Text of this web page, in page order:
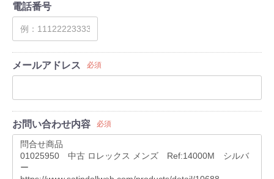
電話番号
メールアドレス 必須
お問い合わせ内容 必須